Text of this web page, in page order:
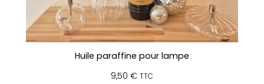
Huile paraffine pour lampe
9,50 € TTC